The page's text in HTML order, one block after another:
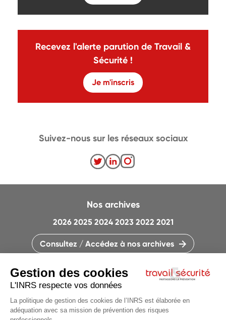
Recevez l'alerte parution de Travail &
Sécurité !
Je m'inscris
CONTACTEZ LA RÉDACTION
QUI SOMMES-NOUS ?
Nos archives
2026 2025 2024 2023 2022 2021
Consultez / Accédez à nos archives
Suivez-nous sur les réseaux sociaux